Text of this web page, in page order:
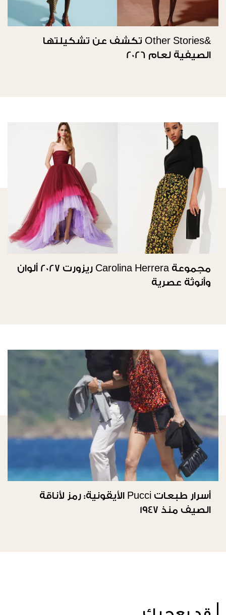
&Other Stories تكشف عن تشكيلتها
الصيفية لعام 2026
مجموعة Carolina Herrera ريزورت 2027 ألوان
وأنوثة عصرية
أسرار طبعات Pucci الأيقونية: رمز لأناقة
الصيف منذ 1947